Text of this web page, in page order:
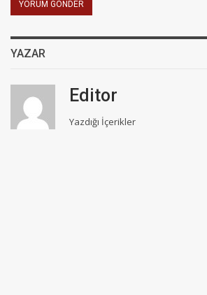
YAZAR
Editor
Yazdığı İçerikler